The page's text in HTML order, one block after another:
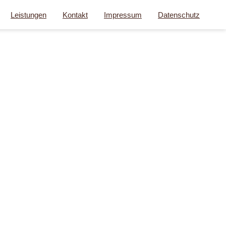
Leistungen Kontakt Impressum Datenschutz